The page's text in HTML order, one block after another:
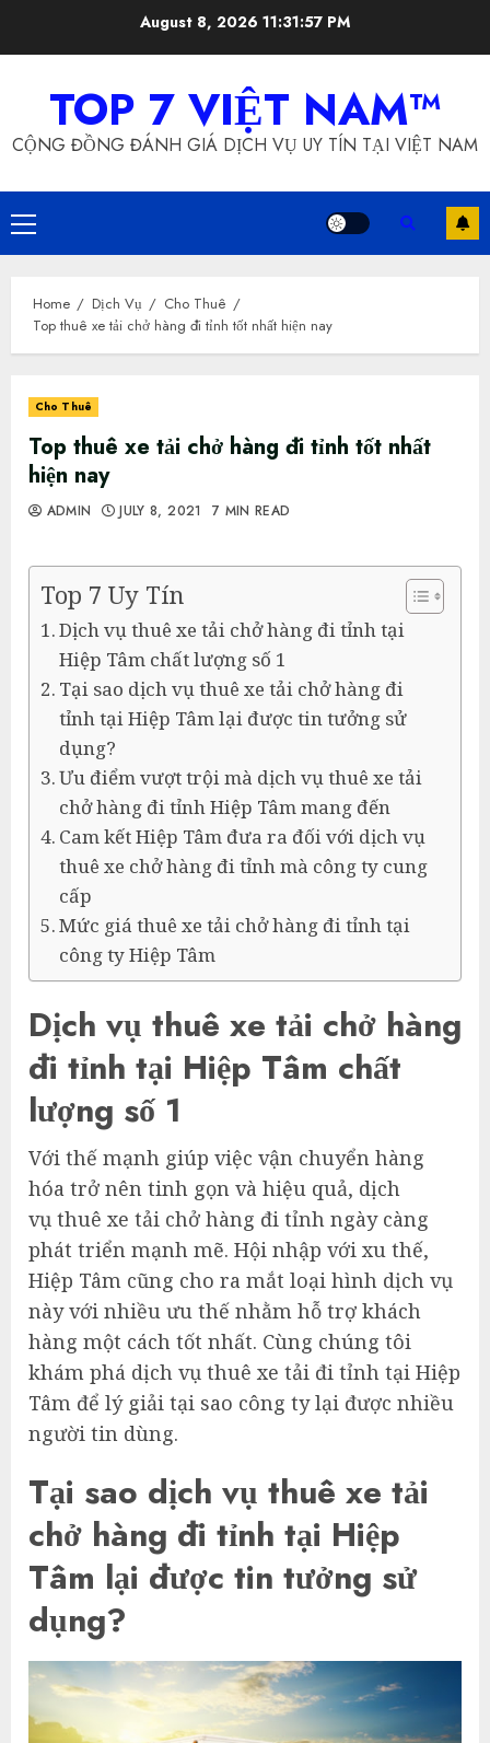
August 8, 2026 11:31:58 PM
TOP 7 VIỆT NAM™
CỘNG ĐỒNG ĐÁNH GIÁ DỊCH VỤ UY TÍN TẠI VIỆT NAM
Primary
Menu
Home Dịch Vụ
Cho Thuê
Top thuê xe tải chở hàng đi tỉnh tốt nhất hiện nay
Cho Thuê
Top thuê xe tải chở hàng đi tỉnh tốt nhất
hiện nay
ADMIN JULY 8, 2021 7 MIN READ
Top 7 Uy Tín
Dịch vụ thuê xe tải chở hàng đi tỉnh tại
Hiệp Tâm chất lượng số 1
Tại sao dịch vụ thuê xe tải chở hàng đi
tỉnh tại Hiệp Tâm lại được tin tưởng sử
dụng?
Ưu điểm vượt trội mà dịch vụ thuê xe tải
chở hàng đi tỉnh Hiệp Tâm mang đến
Cam kết Hiệp Tâm đưa ra đối với dịch vụ
thuê xe chở hàng đi tỉnh mà công ty cung
cấp
Mức giá thuê xe tải chở hàng đi tỉnh tại
công ty Hiệp Tâm
Dịch vụ thuê xe tải chở hàng
đi tỉnh tại Hiệp Tâm chất
lượng số 1
Với thế mạnh giúp việc vận chuyển hàng
hóa trở nên tinh gọn và hiệu quả, dịch
vụ thuê xe tải chở hàng đi tỉnh ngày càng
phát triển mạnh mẽ. Hội nhập với xu thế,
Hiệp Tâm cũng cho ra mắt loại hình dịch vụ
này với nhiều ưu thế nhằm hỗ trợ khách
hàng một cách tốt nhất. Cùng chúng tôi
khám phá dịch vụ thuê xe tải đi tỉnh tại Hiệp
Tâm để lý giải tại sao công ty lại được nhiều
người tin dùng.
Tại sao dịch vụ thuê xe tải
chở hàng đi tỉnh tại Hiệp
Tâm lại được tin tưởng sử
dụng?